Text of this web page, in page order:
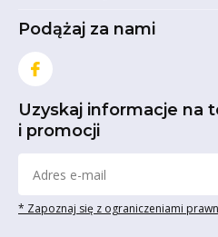
Podążaj za nami
Uzyskaj informacje na
i promocji
* Zapoznaj się z ograniczeniami